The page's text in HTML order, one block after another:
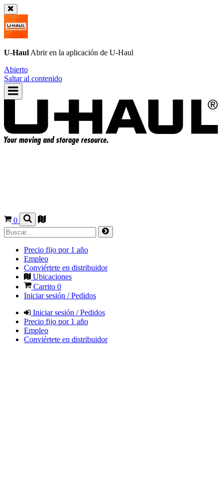
U-Haul Abrir en la aplicación de U-Haul
Abierto
Saltar al contenido
0
Precio fijo por 1 año
Empleo
Conviértete en distribuidor
Ubicaciones
Carrito 0
Iniciar sesión / Pedidos
Iniciar sesión / Pedidos
Precio fijo por 1 año
Empleo
Conviértete en distribuidor